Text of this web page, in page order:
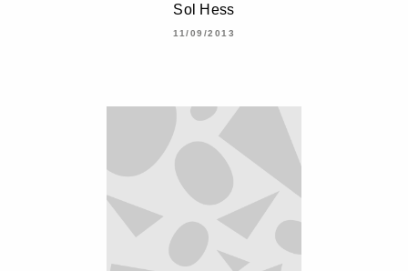
Sol Hess
11/09/2013